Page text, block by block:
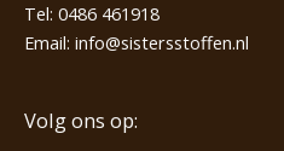
Tel: 0486 461918
Email: info@sistersstoffen.nl
Volg ons op: